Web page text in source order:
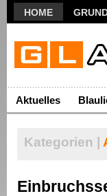
HOME
Aktuelles
Kategorien |